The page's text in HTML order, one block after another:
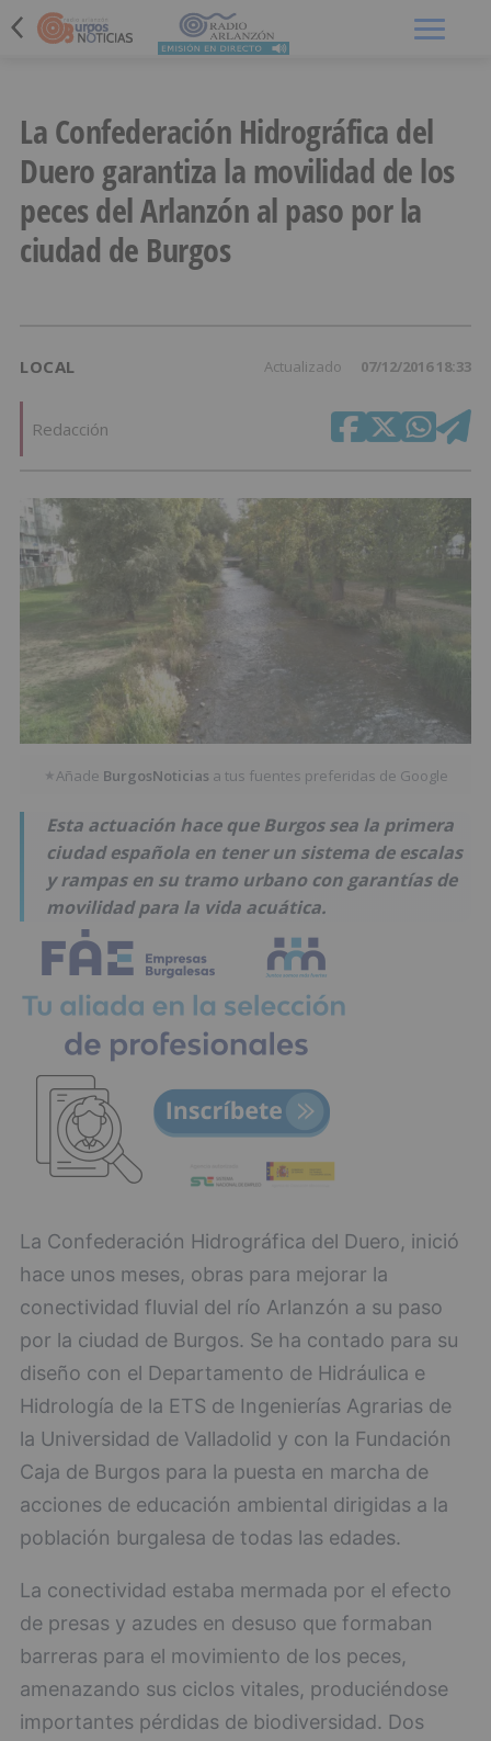
La Confederación Hidrográfica del
Duero garantiza la movilidad de los
peces del Arlanzón al paso por la
ciudad de Burgos
LOCAL Actualizado 07/12/2016 18:33
Redacción
★ Añade BurgosNoticias a tus fuentes preferidas de Google
Esta actuación hace que Burgos sea la primera
ciudad española en tener un sistema de escalas
y rampas en su tramo urbano con garantías de
movilidad para la vida acuática.
La Confederación Hidrográfica del Duero, inició
hace unos meses, obras para mejorar la
conectividad fluvial del río Arlanzón a su paso
por la ciudad de Burgos. Se ha contado para su
diseño con el Departamento de Hidráulica e
Hidrología de la ETS de Ingenierías Agrarias de
la Universidad de Valladolid y con la Fundación
Caja de Burgos para la puesta en marcha de
acciones de educación ambiental dirigidas a la
población burgalesa de todas las edades.
La conectividad estaba mermada por el efecto
de presas y azudes en desuso que formaban
barreras para el movimiento de los peces,
amenazando sus ciclos vitales, produciéndose
importantes pérdidas de biodiversidad. Dos